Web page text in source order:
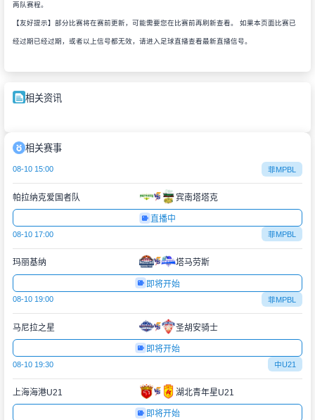
两队赛程。
【友好提示】部分比赛将在赛前更新，可能需要您在比赛前再刷新查看。 如果本页面比赛已
经过期已经过期，或者以上信号都无效，请进入足球直播查看最新直播信号。
相关资讯
相关赛事
08-10 15:00 菲MPBL
帕拉纳克爱国者队 宾南塔塔克
直播中
08-10 17:00 菲MPBL
玛丽基纳 塔马劳斯
即将开始
08-10 19:00 菲MPBL
马尼拉之星 圣胡安骑士
即将开始
08-10 19:30 中U21
上海海港U21 湖北青年星U21
即将开始